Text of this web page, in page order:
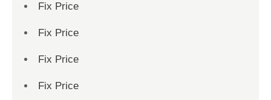
Fix Price
Fix Price
Fix Price
Fix Price